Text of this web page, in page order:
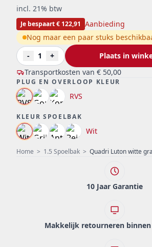
Home > 1.5 Spoelbak > Quadri Luton witte granieten opbouw 1,5 spoelbak met
incl. 21% btw
Je bespaart € 122,91 Aanbieding
Transportkosten van € 50,00
Nog maar een paar stuks
-
1 + Plaats in
PLUG EN OVERLOOP KLEUR
RVS
KLEUR SPOELBAK
Wit
10 Jaar Garantie
Makkelijk retourneren binnen